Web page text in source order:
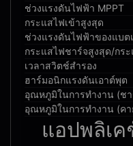
ช่วงแรงดันไฟฟ้า MPPT
กระแสไฟเข้าสูงสุด
ช่วงแรงดันไฟฟ้าของแบต
กระแสไฟชาร์จสูงสุด/กร
เวลาสวิตช์สำรอง
ฮาร์มอนิกแรงดันเอาต์พุต
อุณหภูมิในการทำงาน (ชา
อุณหภูมิในการทำงาน (คา
แอปพลิเ